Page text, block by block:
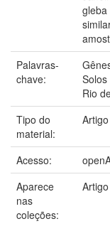
gleba
Palavras-
chave:
Rio
Tipo do
material:
Acesso:
Aparece
nas
coleções: